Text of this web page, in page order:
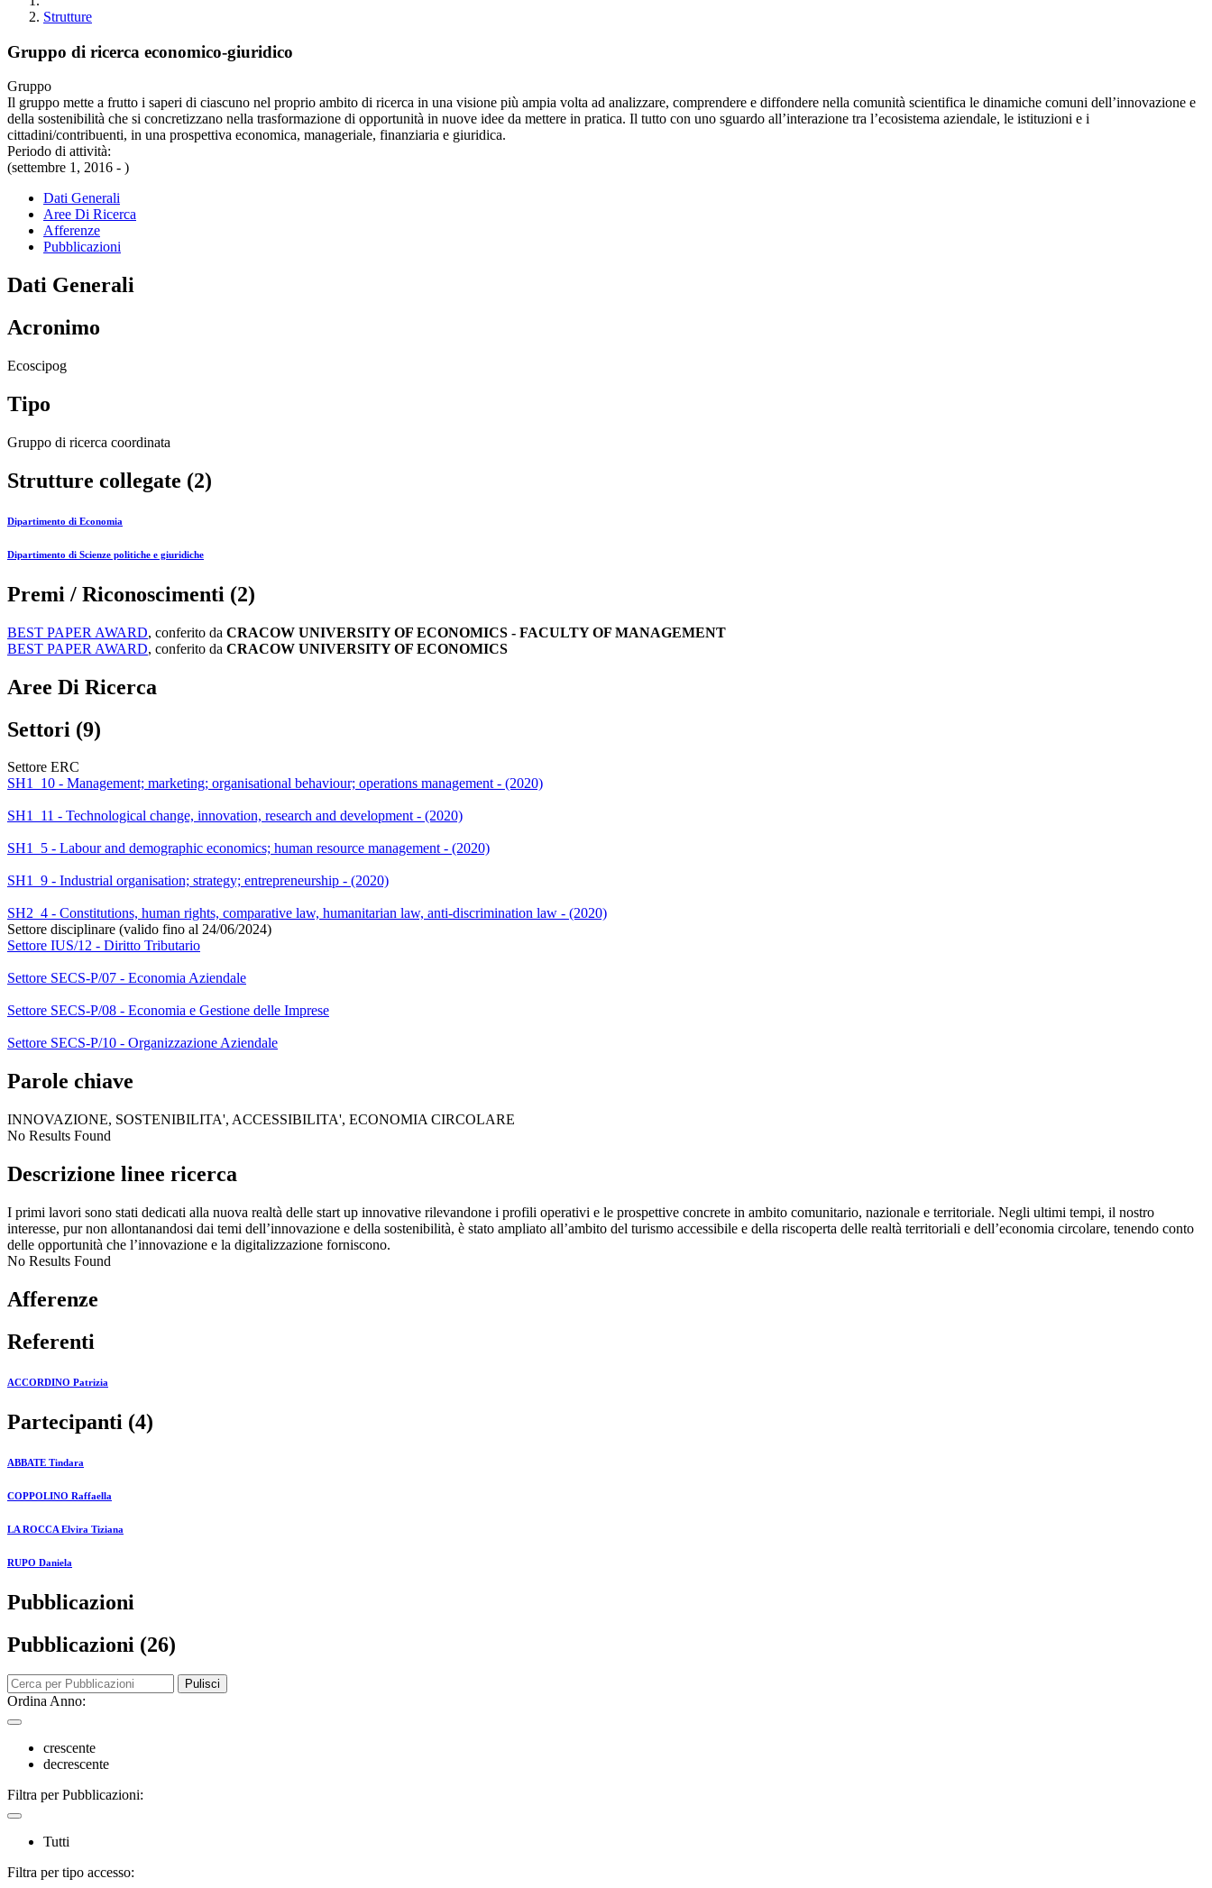
Strutture
Gruppo di ricerca economico-giuridico
Gruppo
Il gruppo mette a frutto i saperi di ciascuno nel proprio ambito di ricerca in una visione più ampia volta ad analizzare, comprendere e diffondere nella comunità scientifica le dinamiche comuni dell’innovazione e
della sostenibilità che si concretizzano nella trasformazione di opportunità in nuove idee da mettere in pratica. Il tutto con uno sguardo all’interazione tra l’ecosistema aziendale, le istituzioni e i
cittadini/contribuenti, in una prospettiva economica, manageriale, finanziaria e giuridica.
Periodo di attività:
(settembre 1, 2016 - )
Dati Generali
Aree Di Ricerca
Afferenze
Pubblicazioni
Dati Generali
Acronimo
Ecoscipog
Tipo
Gruppo di ricerca coordinata
Strutture collegate (2)
Dipartimento di Economia
Dipartimento di Scienze politiche e giuridiche
Premi / Riconoscimenti (2)
BEST PAPER AWARD, conferito da CRACOW UNIVERSITY OF ECONOMICS - FACULTY OF MANAGEMENT
BEST PAPER AWARD, conferito da CRACOW UNIVERSITY OF ECONOMICS
Aree Di Ricerca
Settori (9)
Settore ERC
SH1_10 - Management; marketing; organisational behaviour; operations management - (2020)
SH1_11 - Technological change, innovation, research and development - (2020)
SH1_5 - Labour and demographic economics; human resource management - (2020)
SH1_9 - Industrial organisation; strategy; entrepreneurship - (2020)
SH2_4 - Constitutions, human rights, comparative law, humanitarian law, anti-discrimination law - (2020)
Settore disciplinare (valido fino al 24/06/2024)
Settore IUS/12 - Diritto Tributario
Settore SECS-P/07 - Economia Aziendale
Settore SECS-P/08 - Economia e Gestione delle Imprese
Settore SECS-P/10 - Organizzazione Aziendale
Parole chiave
INNOVAZIONE, SOSTENIBILITA', ACCESSIBILITA', ECONOMIA CIRCOLARE
No Results Found
Descrizione linee ricerca
I primi lavori sono stati dedicati alla nuova realtà delle start up innovative rilevandone i profili operativi e le prospettive concrete in ambito comunitario, nazionale e territoriale. Negli ultimi tempi, il nostro
interesse, pur non allontanandosi dai temi dell’innovazione e della sostenibilità, è stato ampliato all’ambito del turismo accessibile e della riscoperta delle realtà territoriali e dell’economia circolare, tenendo conto
delle opportunità che l’innovazione e la digitalizzazione forniscono.
No Results Found
Afferenze
Referenti
ACCORDINO Patrizia
Partecipanti (4)
ABBATE Tindara
COPPOLINO Raffaella
LA ROCCA Elvira Tiziana
RUPO Daniela
Pubblicazioni
Pubblicazioni (26)
Pulisci
Ordina Anno:
crescente
decrescente
Filtra per Pubblicazioni:
Tutti
Filtra per tipo accesso: